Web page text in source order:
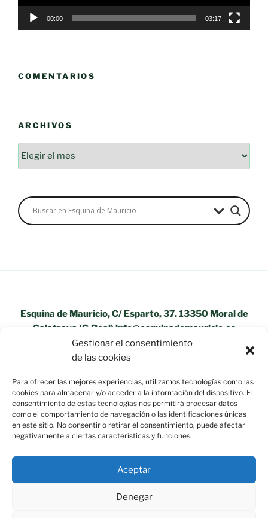
Gestionar el consentimiento
de las cookies
Para ofrecer las mejores experiencias, utilizamos tecnologías como las
cookies para almacenar y/o acceder a la información del dispositivo. El
consentimiento de estas tecnologías nos permitirá procesar datos
como el comportamiento de navegación o las identificaciones únicas
en este sitio. No consentir o retirar el consentimiento, puede afectar
negativamente a ciertas características y funciones.
Aceptar
Denegar
00:00 03:17
COMENTARIOS
ARCHIVOS
Archivos
Esquina de Mauricio, C/ Esparto, 37. 13350 Moral de
Calatrava (C.Real) info@esquinademauricio.es
«Aviso Legal»